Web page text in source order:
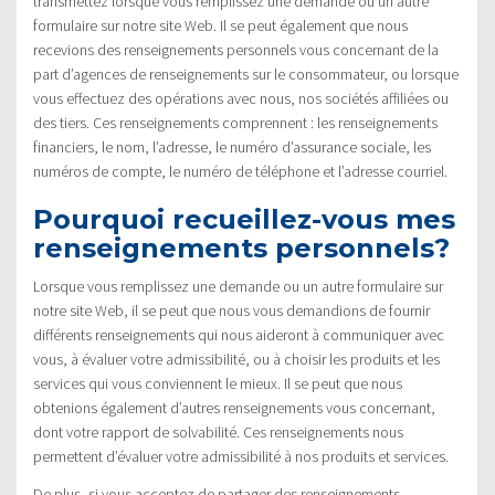
formulaire sur notre site Web. Il se peut également que nous
recevions des renseignements personnels vous concernant de la
part d’agences de renseignements sur le consommateur, ou lorsque
vous effectuez des opérations avec nous, nos sociétés affiliées ou
des tiers. Ces renseignements comprennent : les renseignements
financiers, le nom, l’adresse, le numéro d’assurance sociale, les
numéros de compte, le numéro de téléphone et l’adresse courriel.
Pourquoi recueillez-vous mes
renseignements personnels?
Lorsque vous remplissez une demande ou un autre formulaire sur
notre site Web, il se peut que nous vous demandions de fournir
différents renseignements qui nous aideront à communiquer avec
vous, à évaluer votre admissibilité, ou à choisir les produits et les
services qui vous conviennent le mieux. Il se peut que nous
obtenions également d’autres renseignements vous concernant,
dont votre rapport de solvabilité. Ces renseignements nous
permettent d’évaluer votre admissibilité à nos produits et services.